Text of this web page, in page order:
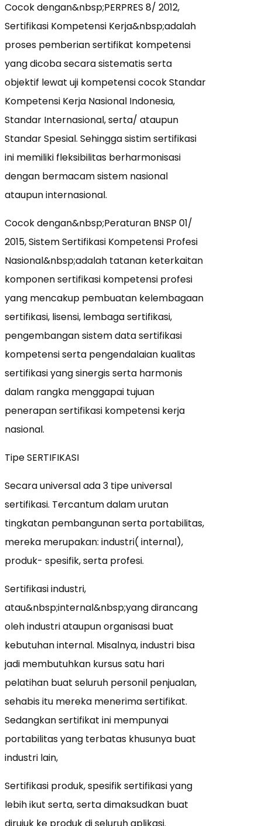
Cocok dengan&nbsp;PERPRES 8/ 2012,
Sertifikasi Kompetensi Kerja&nbsp;adalah
proses pemberian sertifikat kompetensi
yang dicoba secara sistematis serta
objektif lewat uji kompetensi cocok Standar
Kompetensi Kerja Nasional Indonesia,
Standar Internasional, serta/ ataupun
Standar Spesial. Sehingga sistim sertifikasi
ini memiliki fleksibilitas berharmonisasi
dengan bermacam sistem nasional
ataupun internasional.
Cocok dengan&nbsp;Peraturan BNSP 01/
2015, Sistem Sertifikasi Kompetensi Profesi
Nasional&nbsp;adalah tatanan keterkaitan
komponen sertifikasi kompetensi profesi
yang mencakup pembuatan kelembagaan
sertifikasi, lisensi, lembaga sertifikasi,
pengembangan sistem data sertifikasi
kompetensi serta pengendalaian kualitas
sertifikasi yang sinergis serta harmonis
dalam rangka menggapai tujuan
penerapan sertifikasi kompetensi kerja
nasional.
Tipe SERTIFIKASI
Secara universal ada 3 tipe universal
sertifikasi. Tercantum dalam urutan
tingkatan pembangunan serta portabilitas,
mereka merupakan: industri( internal),
produk- spesifik, serta profesi.
Sertifikasi industri,
atau&nbsp;internal&nbsp;yang dirancang
oleh industri ataupun organisasi buat
kebutuhan internal. Misalnya, industri bisa
jadi membutuhkan kursus satu hari
pelatihan buat seluruh personil penjualan,
sehabis itu mereka menerima sertifikat.
Sedangkan sertifikat ini mempunyai
portabilitas yang terbatas khusunya buat
industri lain,
Sertifikasi produk, spesifik sertifikasi yang
lebih ikut serta, serta dimaksudkan buat
dirujuk ke produk di seluruh aplikasi.